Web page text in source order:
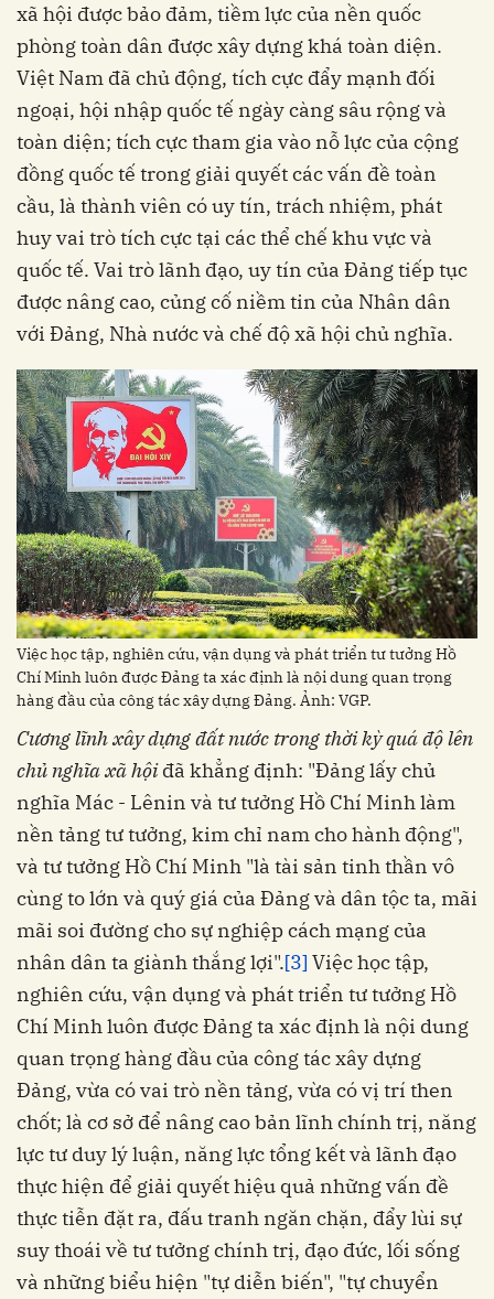
xã hội được bảo đảm, tiềm lực của nền quốc
phòng toàn dân được xây dựng khá toàn diện.
Việt Nam đã chủ động, tích cực đẩy mạnh đối
ngoại, hội nhập quốc tế ngày càng sâu rộng và
toàn diện; tích cực tham gia vào nỗ lực của cộng
đồng quốc tế trong giải quyết các vấn đề toàn
cầu, là thành viên có uy tín, trách nhiệm, phát
huy vai trò tích cực tại các thể chế khu vực và
quốc tế. Vai trò lãnh đạo, uy tín của Đảng tiếp tục
được nâng cao, củng cố niềm tin của Nhân dân
với Đảng, Nhà nước và chế độ xã hội chủ nghĩa.
Việc học tập, nghiên cứu, vận dụng và phát triển tư tưởng Hồ
Chí Minh luôn được Đảng ta xác định là nội dung quan trọng
hàng đầu của công tác xây dựng Đảng. Ảnh: VGP.
Cương lĩnh xây dựng đất nước trong thời kỳ quá độ lên
chủ nghĩa xã hộiđã khẳng định: "Đảng lấy chủ
nghĩa Mác - Lênin và tư tưởng Hồ Chí Minh làm
nền tảng tư tưởng, kim chỉ nam cho hành động",
và tư tưởng Hồ Chí Minh "là tài sản tinh thần vô
cùng to lớn và quý giá của Đảng và dân tộc ta, mãi
mãi soi đường cho sự nghiệp cách mạng của
nhân dân ta giành thắng lợi".[3] Việc học tập,
nghiên cứu, vận dụng và phát triển tư tưởng Hồ
Chí Minh luôn được Đảng ta xác định là nội dung
quan trọng hàng đầu của công tác xây dựng
Đảng, vừa có vai trò nền tảng, vừa có vị trí then
chốt; là cơ sở để nâng cao bản lĩnh chính trị, năng
lực tư duy lý luận, năng lực tổng kết và lãnh đạo
thực hiện để giải quyết hiệu quả những vấn đề
thực tiễn đặt ra, đấu tranh ngăn chặn, đẩy lùi sự
suy thoái về tư tưởng chính trị, đạo đức, lối sống
và những biểu hiện "tự diễn biến", "tự chuyển